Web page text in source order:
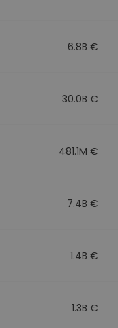
6.8B €
30.0B €
481.1M €
7.4B €
1.4B €
1.3B €